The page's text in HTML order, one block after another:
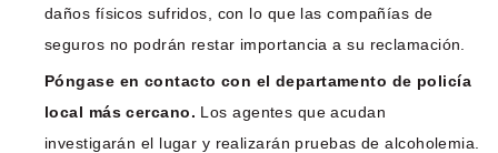
daños físicos sufridos, con lo que las compañías de
seguros no podrán restar importancia a su reclamación.
Póngase en contacto con el departamento de policía
local más cercano. Los agentes que acudan
investigarán el lugar y realizarán pruebas de alcoholemia.